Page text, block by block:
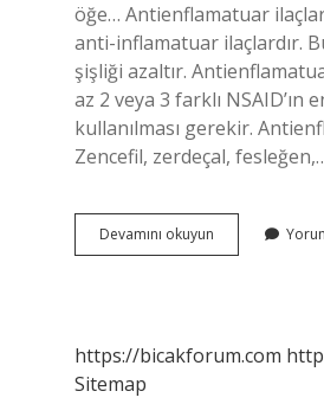
öğe… Antienflamatuar
anti-inflamatuar ilaçlardır.
şişliği azaltır.
az 2 veya 3 farklı
kullanılması gerekir.
Zencefil, zerdeçal,
Devamını okuyun Antienflamatuar
Neye
https://bicakforum.com
Sitemap